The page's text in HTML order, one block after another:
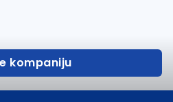
kompaniju